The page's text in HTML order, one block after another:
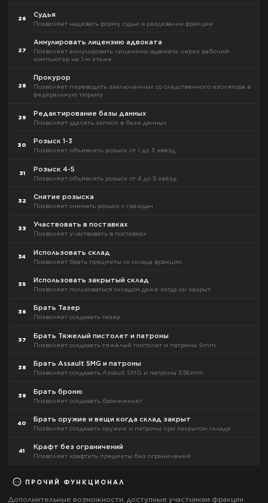
26 Судья
Позволяет надевать форму судьи в раздевалки фракции
27
Аннулировать лицензию адвоката
Позволяет аннулировать лицензию адвоката через рабочий
компьютер на 1-м этаже
28
Прокурор
Позволяет переводить заключенных со следственного изолятора в
федеральную тюрьму
29 Редактирование базы данных
Позволяет удалять записи в базе данных
30 Розыск 1-3
Позволяет объявлять розыск от 1 до 3 звёзд
31 Розыск 4-5
Позволяет объявлять розыск от 4 до 5 звёзд
32 Снятие розыска
Позволяет снимать розыск с граждан
33 Участвовать в поставках
Позволяет участвовать в поставках
34 Использовать склад
Позволяет брать предметы со склада фракции
35 Использовать закрытый склад
Позволяет пользоваться складом даже когда он закрыт
36 Брать Тазер
Позволяет создавать тазер
37 Брать Тяжелый пистолет и патроны
Позволяет создавать тяжёлый пистолет и патроны 9mm
38 Брать Assault SMG и патроны
Позволяет создавать Assault SMG и патроны 5.56mm
39 Брать броню
Позволяет создавать бронежилет
40 Брать оружие и вещи когда склад закрыт
Позволяет создавать оружие и патроны при закрытом складе
41 Крафт без ограничений
Позволяет крафтить предметы без ограничений
ПРОЧИЙ ФУНКЦИОНАЛ
Дополнительные возможности, доступные участникам фракции.